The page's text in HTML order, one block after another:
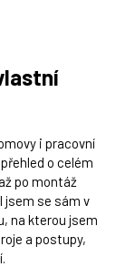
i pracovní
o celém
po montáž
jsem se sám v
na kterou jsem
a postupy,